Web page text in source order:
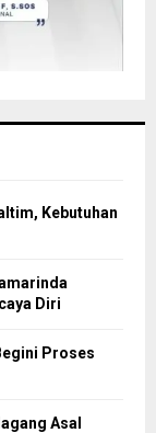
Kebutuhan
Diri
Proses
Asal